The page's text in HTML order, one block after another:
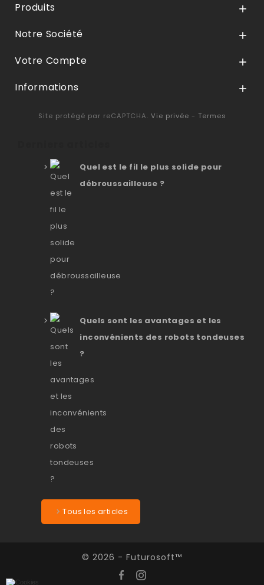
Produits 
Notre Société 
Votre Compte 
Informations 
Site protégé par reCAPTCHA. Vie privée - Termes
Quel est le fil le plus solide pour
débroussailleuse ?
Quels sont les avantages et les
inconvénients des robots tondeuses
?
Tous les articles
© 2026 - Futurosoft™